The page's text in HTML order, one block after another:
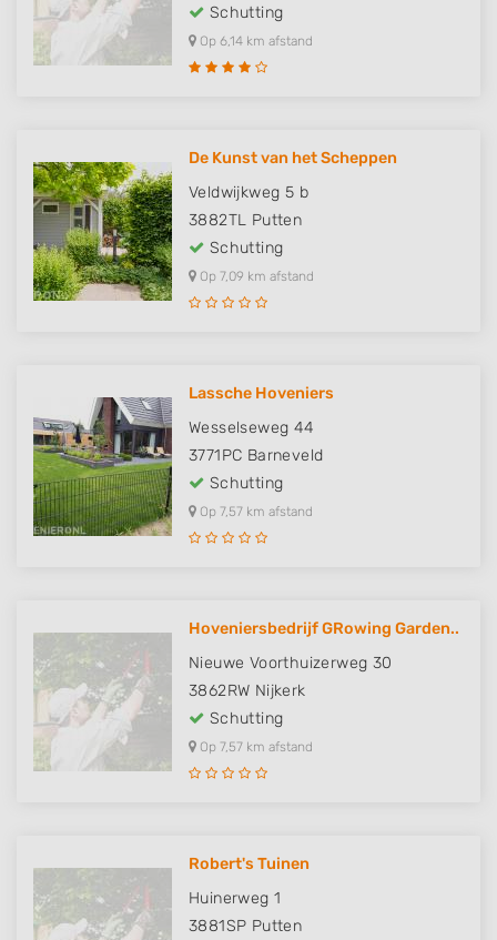
Schutting
Op 6,14 km afstand
De Kunst van het Scheppen
Veldwijkweg 5 b
3882TL Putten
Schutting
Op 7,09 km afstand
Lassche Hoveniers
Wesselseweg 44
3771PC Barneveld
Schutting
Op 7,57 km afstand
Hoveniersbedrijf GRowing Garden..
Nieuwe Voorthuizerweg 30
3862RW Nijkerk
Schutting
Op 7,57 km afstand
Robert's Tuinen
Huinerweg 1
3881SP Putten